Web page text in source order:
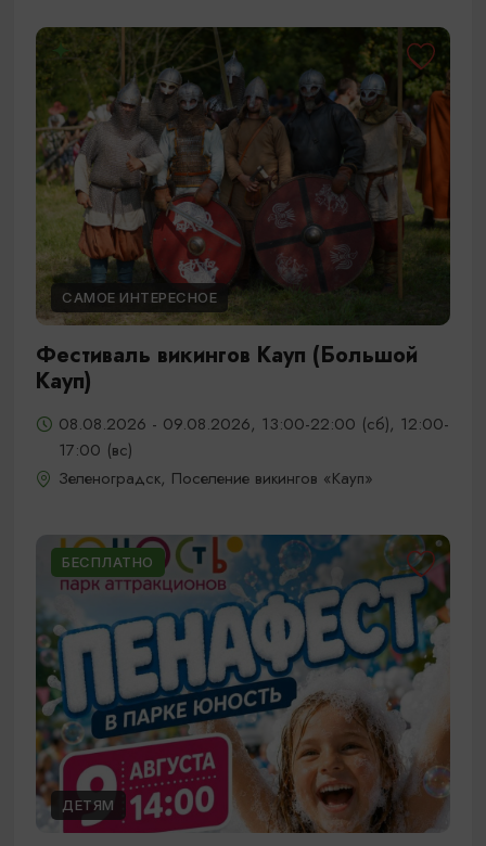
САМОЕ ИНТЕРЕСНОЕ
Фестиваль викингов Кауп (Большой
Кауп)
08.08.2026 - 09.08.2026, 13:00-22:00 (сб), 12:00-
17:00 (вс)
Зеленоградск, Поселение викингов «Кауп»
БЕСПЛАТНО
ДЕТЯМ